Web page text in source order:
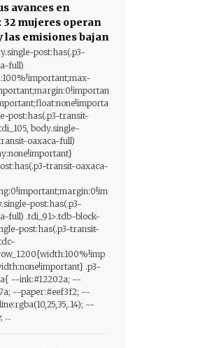
avances en
32 mujeres operan
las emisiones bajan
post:has(.p3-
full)
post:has(.p3-transit-
body.single-
oaxaca-full)
transit-oaxaca-
post:has(.p3-
full) .tdi_91>.tdb-block-
post:has(.p3-transit-
.p3-
--ink:#12202a; --
--paper:#eef3f2; --
--
...